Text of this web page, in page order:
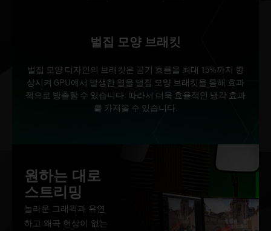
벌집 모양 브래킷
벌집 모양 디자인의 브래킷은 공기 흐름을 최대 15%까지 향
상시켜 GPU에서 발생한 열을 벌집 모양 브래킷을 통해 효과
적으로 방출할 수 있습니다. 따라서 더욱 효율적인 냉각 효과
를 가져올 수 있습니다.
원하는 대로
스트리밍
놀라운 그래픽과 유연
하고 왜곡 현상이 없는